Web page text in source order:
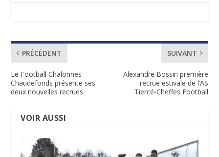
PRÉCÉDENT
Le Football Chalonnes
Chaudefonds présente ses
deux nouvelles recrues
SUIVANT
Alexandre Bossin première
recrue estivale de l’AS
Tiercé-Cheffes Football
VOIR AUSSI